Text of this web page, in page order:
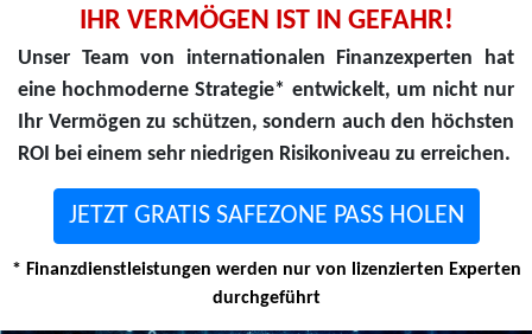
IHR VERMÖGEN IST IN GEFAHR!
Unser Team von internationalen Finanzexperten hat
eine hochmoderne Strategie* entwickelt, um nicht nur
Ihr Vermögen zu schützen, sondern auch den höchsten
ROI bei einem sehr niedrigen Risikoniveau zu erreichen.
JETZT GRATIS SAFEZONE PASS HOLEN
* Finanzdienstleistungen werden nur von lizenzierten Experten
durchgeführt